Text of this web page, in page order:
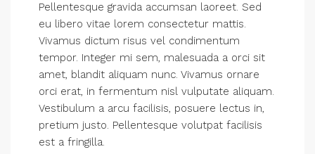
Pellentesque gravida accumsan laoreet. Sed
eu libero vitae lorem consectetur mattis.
Vivamus dictum risus vel condimentum
tempor. Integer mi sem, malesuada a orci sit
amet, blandit aliquam nunc. Vivamus ornare
orci erat, in fermentum nisl vulputate aliquam.
Vestibulum a arcu facilisis, posuere lectus in,
pretium justo. Pellentesque volutpat facilisis
est a fringilla.